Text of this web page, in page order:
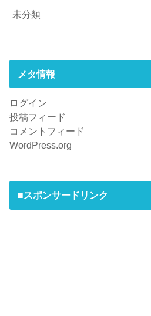
未分類
メタ情報
ログイン
投稿フィード
コメントフィード
WordPress.org
■スポンサードリンク